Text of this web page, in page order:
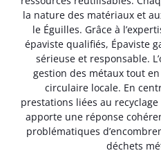
la nature des matériaux et
le Éguilles. Grâce à
épaviste qualifiés, Épaviste
sérieuse et responsable.
gestion des métaux tout
circulaire locale. En
prestations liées au
apporte une réponse
problématiques
déchets